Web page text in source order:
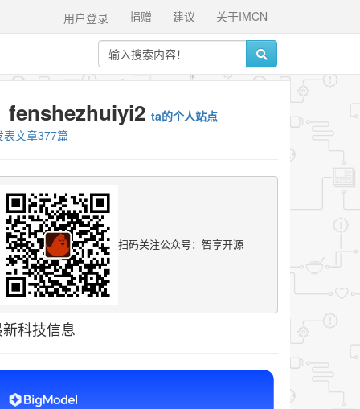
关于IMCN
建议
捐赠
用户登录
fenshezhuiyi2 ta的个人站点
表文章377篇
扫码关注公众号：智享开源
科技信息